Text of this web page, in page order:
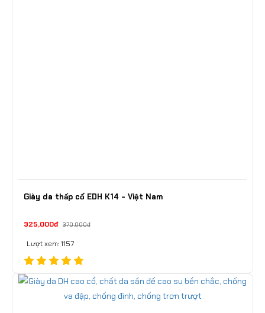
Giày da thấp cổ EDH K14 - Việt Nam
325,000đ 370,000đ
Lượt xem: 1157